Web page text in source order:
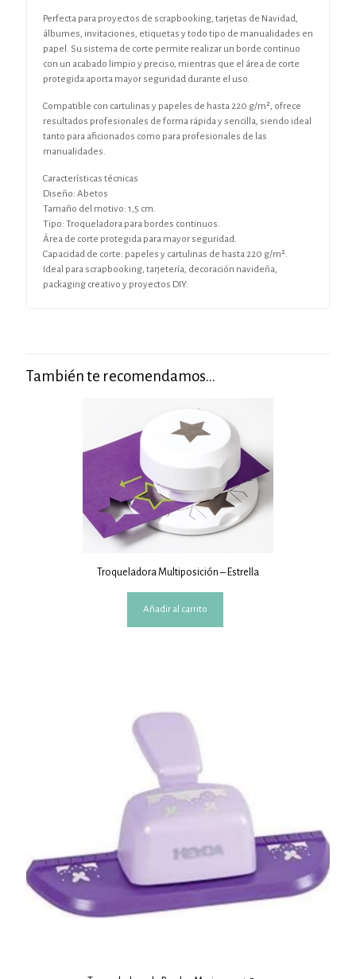
Perfecta para proyectos de scrapbooking, tarjetas de Navidad,
álbumes, invitaciones, etiquetas y todo tipo de manualidades en
papel. Su sistema de corte permite realizar un borde continuo
con un acabado limpio y preciso, mientras que el área de corte
protegida aporta mayor seguridad durante el uso.
Compatible con cartulinas y papeles de hasta 220 g/m², ofrece
resultados profesionales de forma rápida y sencilla, siendo ideal
tanto para aficionados como para profesionales de las
manualidades.
Características técnicas
Diseño: Abetos
Tamaño del motivo: 1,5 cm.
Tipo: Troqueladora para bordes continuos.
Área de corte protegida para mayor seguridad.
Capacidad de corte: papeles y cartulinas de hasta 220 g/m².
Ideal para scrapbooking, tarjetería, decoración navideña,
packaging creativo y proyectos DIY.
También te recomendamos…
Troqueladora Multiposición – Estrella
Añadir al carrito